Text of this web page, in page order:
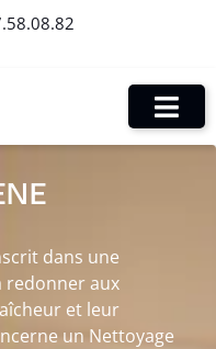
dans une
redonner aux
et leur
un Nettoyage